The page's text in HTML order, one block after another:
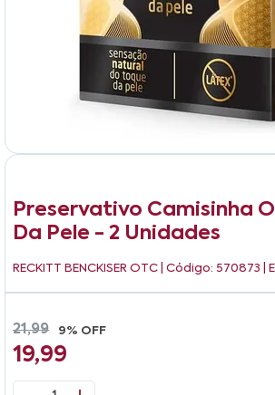
Preservativo Camisinha
Da Pele - 2 Unidades
RECKITT BENCKISER OTC | Código: 570873 |
21,99 9% OFF
19,99